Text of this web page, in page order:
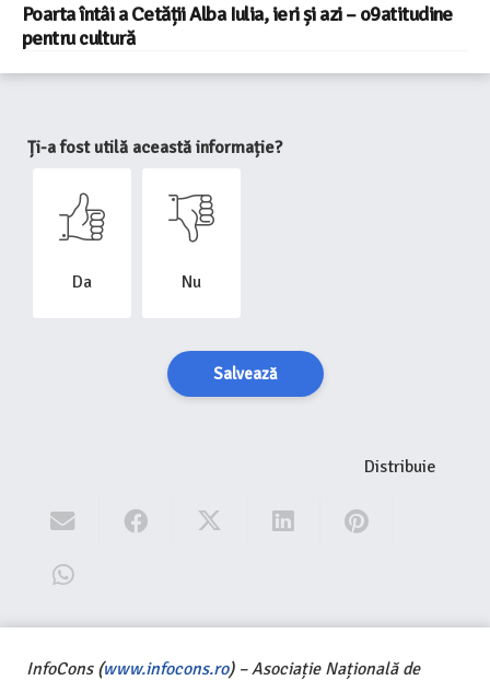
Poarta întâi a Cetății Alba Iulia, ieri și azi – o9atitudine
pentru cultură
Ți-a fost utilă această informație?
Da Nu
Salvează
Distribuie
InfoCons (www.infocons.ro) – Asociație Națională de